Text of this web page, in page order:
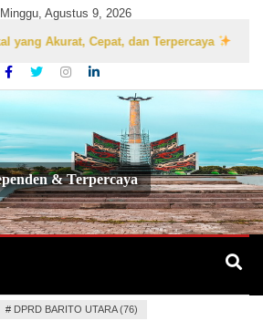
Minggu, Agustus 9, 2026
Cepat, dan Terpercaya
& Terpercaya
# DPRD BARITO UTARA (76)